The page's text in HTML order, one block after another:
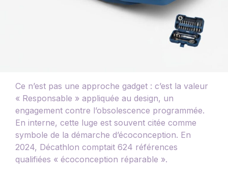
Ce n’est pas une approche gadget : c’est la valeur
« Responsable » appliquée au design, un
engagement contre l’obsolescence programmée.
En interne, cette luge est souvent citée comme
symbole de la démarche d’écoconception. En
2024, Décathlon comptait 624 références
qualifiées « écoconception réparable ».